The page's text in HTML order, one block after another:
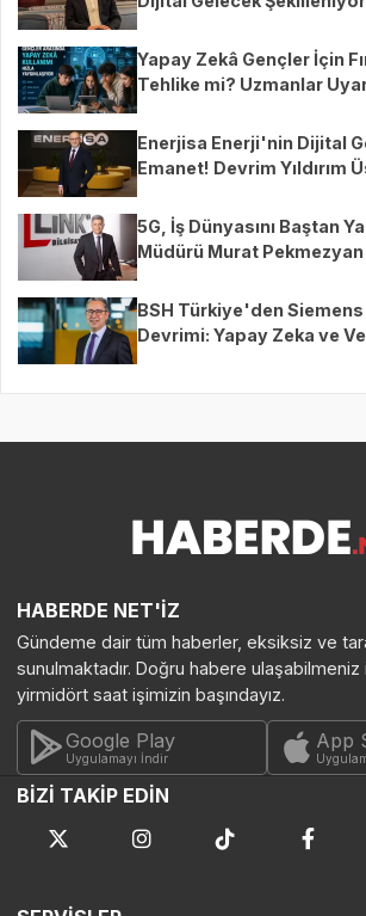
Yapay Zekâ Gençler İçin
Tehlike mi? Uzmanlar
Enerjisa Enerji'nin Dijital
Emanet! Devrim Yıldırım
5G, İş Dünyasını Baştan
Müdürü Murat
BSH Türkiye'den
Devrimi: Yapay Zeka ve
HABERDE NET'İZ
Gündeme dair tüm haberler, eksiksiz ve
sunulmaktadır. Doğru habere
yirmidört saat işimizin başındayız.
Google Play
Uygulamayı İndir
App
BİZİ TAKİP EDİN